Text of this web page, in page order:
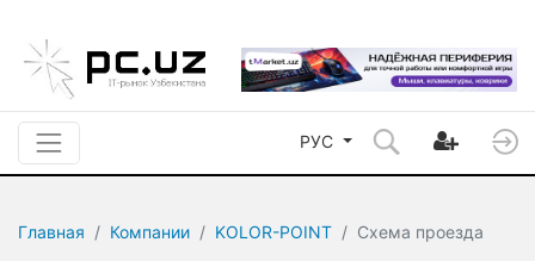
РУС
Главная Компании KOLOR-POINT Схема проезда